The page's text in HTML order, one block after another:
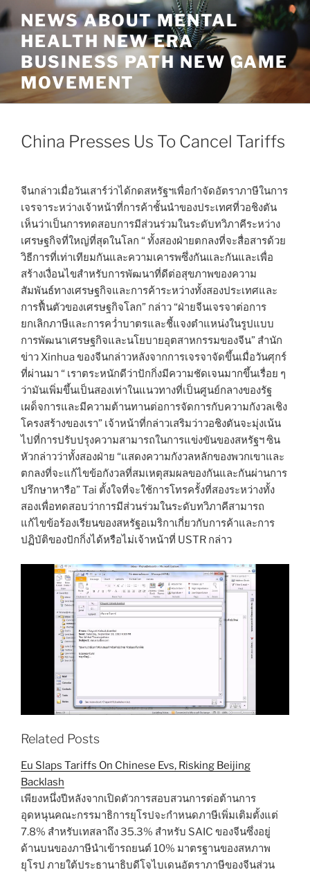
Skip
to
content
NEWS ABOUT MENTAL
HEALTH NEW ERA
BUSINESS PATH NEW GAME
MOVEMENT
China Presses Us To Cancel Tariffs
จีนกล่าวเมื่อวันเสาร์ว่าได้กดสหรัฐฯเพื่อกำจัดอัตราภาษีในการ
เจรจาระหว่างเจ้าหน้าที่การค้าชั้นนำของประเทศที่วอชิงตัน
เห็นว่าเป็นการทดสอบการมีส่วนร่วมในระดับทวิภาคีระหว่าง
เศรษฐกิจที่ใหญ่ที่สุดในโลก “ ทั้งสองฝ่ายตกลงที่จะสื่อสารด้วย
วิธีการที่เท่าเทียมกันและความเคารพซึ่งกันและกันและเพื่อ
สร้างเงื่อนไขสำหรับการพัฒนาที่ดีต่อสุขภาพของความ
สัมพันธ์ทางเศรษฐกิจและการค้าระหว่างทั้งสองประเทศและ
การฟื้นตัวของเศรษฐกิจโลก” กล่าว “ฝ่ายจีนเจรจาต่อการ
ยกเลิกภาษีและการคว่ำบาตรและชี้แจงตำแหน่งในรูปแบบ
การพัฒนาเศรษฐกิจและนโยบายอุตสาหกรรมของจีน” สำนัก
ข่าว Xinhua ของจีนกล่าวหลังจากการเจรจาจัดขึ้นเมื่อวันศุกร์
ที่ผ่านมา “ เราตระหนักดีว่าปักกิ่งมีความชัดเจนมากขึ้นเรื่อย ๆ
ว่ามันเพิ่มขึ้นเป็นสองเท่าในแนวทางที่เป็นศูนย์กลางของรัฐ
เผด็จการและมีความต้านทานต่อการจัดการกับความกังวลเชิง
โครงสร้างของเรา” เจ้าหน้าที่กล่าวเสริมว่าวอชิงตันจะมุ่งเน้น
ไปที่การปรับปรุงความสามารถในการแข่งขันของสหรัฐฯ ซิน
หัวกล่าวว่าทั้งสองฝ่าย “แสดงความกังวลหลักของพวกเขาและ
ตกลงที่จะแก้ไขข้อกังวลที่สมเหตุสมผลของกันและกันผ่านการ
ปรึกษาหารือ” Tai ตั้งใจที่จะใช้การโทรครั้งที่สองระหว่างทั้ง
สองเพื่อทดสอบว่าการมีส่วนร่วมในระดับทวิภาคีสามารถ
แก้ไขข้อร้องเรียนของสหรัฐอเมริกาเกี่ยวกับการค้าและการ
ปฏิบัติของปักกิ่งได้หรือไม่เจ้าหน้าที่ USTR กล่าว
Related Posts
Eu Slaps Tariffs On Chinese Evs, Risking Beijing
Backlash
เพียงหนึ่งปีหลังจากเปิดตัวการสอบสวนการต่อต้านการ
อุดหนุนคณะกรรมาธิการยุโรปจะกำหนดภาษีเพิ่มเติมตั้งแต่
7.8% สำหรับเทสลาถึง 35.3% สำหรับ SAIC ของจีนซึ่งอยู่
ด้านบนของภาษีนำเข้ารถยนต์ 10% มาตรฐานของสหภาพ
ยุโรป ภายใต้ประธานาธิบดีโจไบเดนอัตราภาษีของจีนส่วน